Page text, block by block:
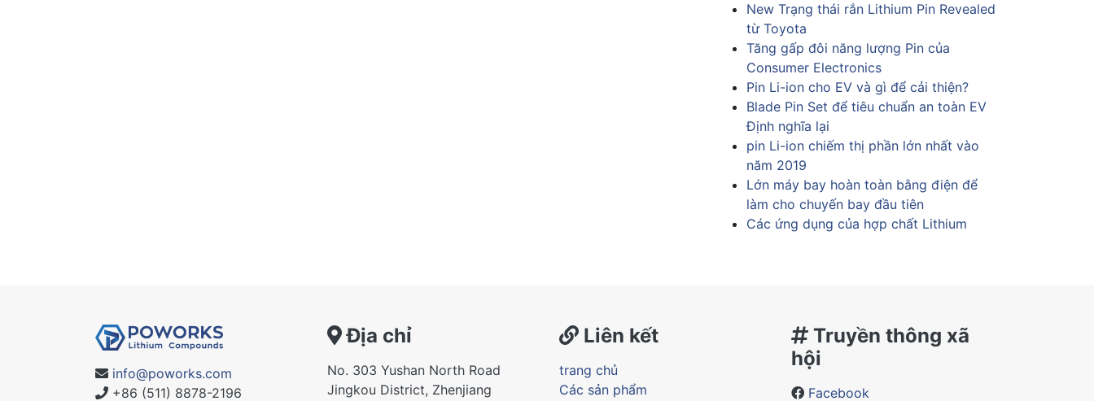
New Trạng thái rắn Lithium Pin Revealed
từ Toyota
Tăng gấp đôi năng lượng Pin của
Consumer Electronics
Pin Li-ion cho EV và gì để cải thiện?
Blade Pin Set để tiêu chuẩn an toàn EV
Định nghĩa lại
pin Li-ion chiếm thị phần lớn nhất vào
năm 2019
Lớn máy bay hoàn toàn bằng điện để
làm cho chuyến bay đầu tiên
Các ứng dụng của hợp chất Lithium
info@poworks.com
+86 (511) 8878-2196
Địa chỉ
No. 303 Yushan North Road
Jingkou District, Zhenjiang
Liên kết
trang chủ
Các sản phẩm
Truyền thông xã
hội
Facebook